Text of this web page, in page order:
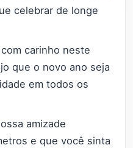
celebrar de longe
carinho neste
que o novo ano seja
em todos os
amizade
e que você sinta